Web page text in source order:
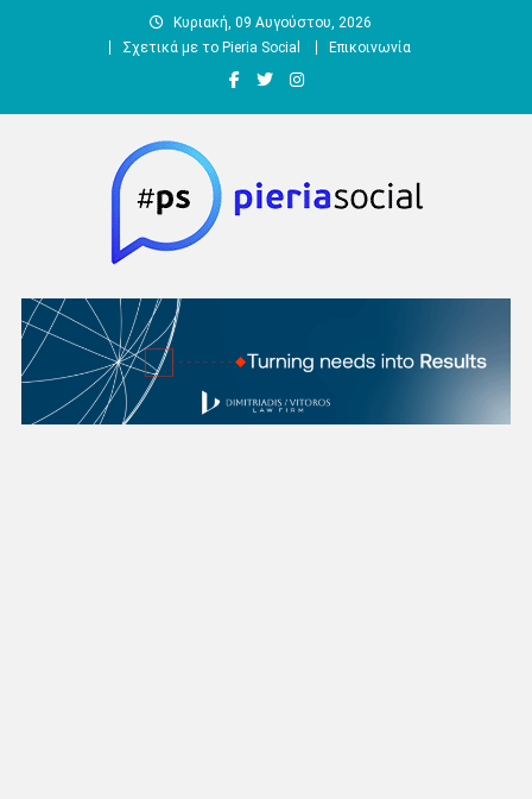
Κυριακή, 09 Αυγούστου, 2026
Σχετικά με το Pieria Social
Επικοινωνία
Pieria Social